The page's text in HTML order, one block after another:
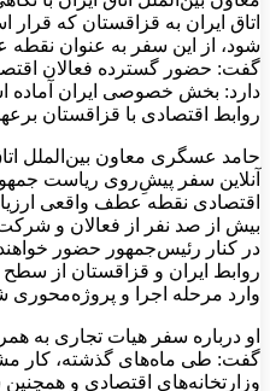
اتاق ایران به قزاقستان که
شود، از این سفر به عنوان
گفت: حضور گسترده فعالان
دارد: بخش خصوصی ایران آماده
روابط اقتصادی با قزاقستان
حامد عسگری معاون بین‌الملل
آنلاین سفر پیشِ‌روی ریاست
اقتصادی نقطه عطف واقعی
بیش از صد نفر از فعالان و
در کنار رئیس‌جمهور حضور
روابط ایران و قزاقستان از
وارد مرحله اجرا و
او درباره سفر هیات تجاری به
گفت: طی ماه‌های گذشته، کار
وزارتخانه‌های اقتصادی و